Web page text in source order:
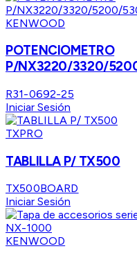
KENWOOD
POTENCIOMETRO
P/NX3220/3320/
R31-0692-25
Iniciar Sesión
TXPRO
TABLILLA P/ TX500
TX500BOARD
Iniciar Sesión
KENWOOD